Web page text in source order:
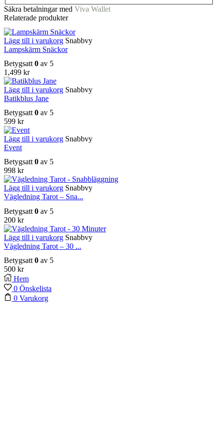
Säkra betalningar med Viva Wallet
Relaterade produkter
Lägg till i varukorg Snabbvy
Lampskärm Snäckor
Betygsatt 0 av 5
1,499 kr
Lägg till i varukorg Snabbvy
Batikblus Jane
Betygsatt 0 av 5
599 kr
Lägg till i varukorg Snabbvy
Event
Betygsatt 0 av 5
998 kr
Lägg till i varukorg Snabbvy
Vägledning Tarot – Sna...
Betygsatt 0 av 5
200 kr
Lägg till i varukorg Snabbvy
Vägledning Tarot – 30 ...
Betygsatt 0 av 5
500 kr
Hem
0 Önskelista
0 Varukorg